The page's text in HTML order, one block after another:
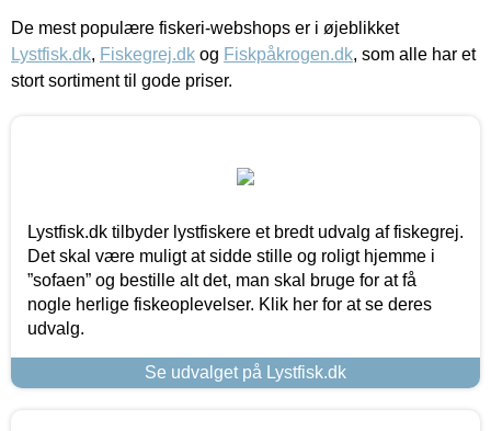
De mest populære fiskeri-webshops er i øjeblikket
Lystfisk.dk, Fiskegrej.dk og Fiskpåkrogen.dk, som alle har et
stort sortiment til gode priser.
Lystfisk.dk tilbyder lystfiskere et bredt udvalg af fiskegrej.
Det skal være muligt at sidde stille og roligt hjemme i
”sofaen” og bestille alt det, man skal bruge for at få
nogle herlige fiskeoplevelser. Klik her for at se deres
udvalg.
Se udvalget på Lystfisk.dk